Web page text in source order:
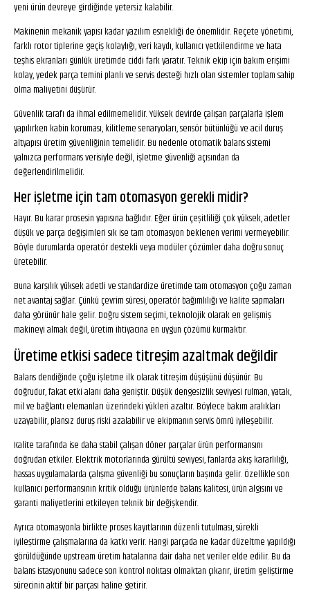
yeni ürün devreye girdiğinde yetersiz kalabilir.
Makinenin mekanik yapısı kadar yazılım esnekliği de önemlidir. Reçete yönetimi,
farklı rotor tiplerine geçiş kolaylığı, veri kaydı, kullanıcı yetkilendirme ve hata
teşhis ekranları günlük üretimde ciddi fark yaratır. Teknik ekip için bakım erişimi
kolay, yedek parça temini planlı ve servis desteği hızlı olan sistemler toplam sahip
olma maliyetini düşürür.
Güvenlik tarafı da ihmal edilmemelidir. Yüksek devirde çalışan parçalarla işlem
yapılırken kabin koruması, kilitleme senaryoları, sensör bütünlüğü ve acil duruş
altyapısı üretim güvenliğinin temelidir. Bu nedenle otomatik balans sistemi
yalnızca performans verisiyle değil, işletme güvenliği açısından da
değerlendirilmelidir.
Her işletme için tam otomasyon gerekli midir?
Hayır. Bu karar prosesin yapısına bağlıdır. Eğer ürün çeşitliliği çok yüksek, adetler
düşük ve parça değişimleri sık ise tam otomasyon beklenen verimi vermeyebilir.
Böyle durumlarda operatör destekli veya modüler çözümler daha doğru sonuç
üretebilir.
Buna karşılık yüksek adetli ve standardize üretimde tam otomasyon çoğu zaman
net avantaj sağlar. Çünkü çevrim süresi, operatör bağımlılığı ve kalite sapmaları
daha görünür hale gelir. Doğru sistem seçimi, teknolojik olarak en gelişmiş
makineyi almak değil, üretim ihtiyacına en uygun çözümü kurmaktır.
Üretime etkisi sadece titreşim azaltmak değildir
Balans dendiğinde çoğu işletme ilk olarak titreşim düşüşünü düşünür. Bu
doğrudur, fakat etki alanı daha geniştir. Düşük dengesizlik seviyesi rulman, yatak,
mil ve bağlantı elemanları üzerindeki yükleri azaltır. Böylece bakım aralıkları
uzayabilir, plansız duruş riski azalabilir ve ekipmanın servis ömrü iyileşebilir.
Kalite tarafında ise daha stabil çalışan döner parçalar ürün performansını
doğrudan etkiler. Elektrik motorlarında gürültü seviyesi, fanlarda akış kararlılığı,
hassas uygulamalarda çalışma güvenliği bu sonuçların başında gelir. Özellikle son
kullanıcı performansının kritik olduğu ürünlerde balans kalitesi, ürün algısını ve
garanti maliyetlerini etkileyen teknik bir değişkendir.
Ayrıca otomasyonla birlikte proses kayıtlarının düzenli tutulması, sürekli
iyileştirme çalışmalarına da katkı verir. Hangi parçada ne kadar düzeltme yapıldığı
görüldüğünde upstream üretim hatalarına dair daha net veriler elde edilir. Bu da
balans istasyonunu sadece son kontrol noktası olmaktan çıkarır, üretim geliştirme
sürecinin aktif bir parçası haline getirir.